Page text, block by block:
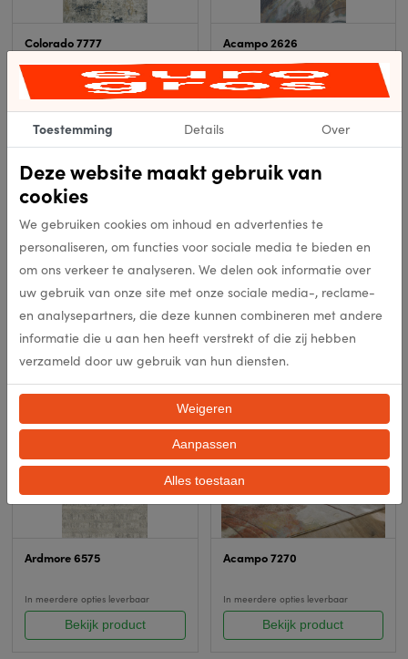
Colorado 7777
In meerdere opties leverbaar
Bekijk product
Acampo 2626
In meerdere opties leverbaar
Bekijk product
Anthony 7656
In meerdere opties leverbaar
Bekijk product
Ardmore 4444
In meerdere opties leverbaar
Bekijk product
Ardmore 6575
In meerdere opties leverbaar
Bekijk product
Acampo 7270
In meerdere opties leverbaar
Bekijk product
Toestemming Details Over
Deze website maakt gebruik van
cookies
We gebruiken cookies om inhoud en advertenties te
personaliseren, om functies voor sociale media te bieden en
om ons verkeer te analyseren. We delen ook informatie over
uw gebruik van onze site met onze sociale media-, reclame-
en analysepartners, die deze kunnen combineren met andere
informatie die u aan hen heeft verstrekt of die zij hebben
verzameld door uw gebruik van hun diensten.
Weigeren
Aanpassen
Alles toestaan